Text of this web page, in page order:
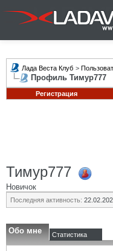
Лада Веста Клуб >
Профиль Тимур777
Регистрация
Тимур777
Новичок
Последняя активность:
Обо мне Статистика